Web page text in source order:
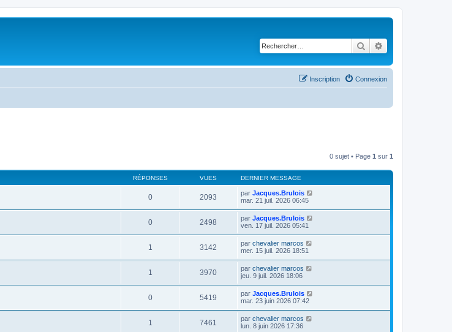
Rechercher
Connexion
Inscription
0 sujet • Page 1 sur 1
RÉPONSES VUES DERNIER MESSAGE
0 2093 par Jacques.Brulois
mar. 21 juil. 2026 06:45
0 2498 par Jacques.Brulois
ven. 17 juil. 2026 05:41
1 3142 par chevalier marcos
mer. 15 juil. 2026 18:51
1 3970 par chevalier marcos
jeu. 9 juil. 2026 18:06
0 5419 par Jacques.Brulois
mar. 23 juin 2026 07:42
1 7461 par chevalier marcos
lun. 8 juin 2026 17:36